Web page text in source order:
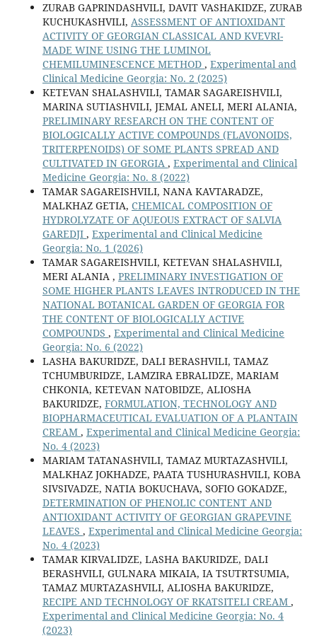
ZURAB GAPRINDASHVILI, DAVIT VASHAKIDZE, ZURAB
KUCHUKASHVILI, ASSESSMENT OF ANTIOXIDANT
ACTIVITY OF GEORGIAN CLASSICAL AND KVEVRI-
MADE WINE USING THE LUMINOL
CHEMILUMINESCENCE METHOD , Experimental and
Clinical Medicine Georgia: No. 2 (2025)
KETEVAN SHALASHVILI, TAMAR SAGAREISHVILI,
MARINA SUTIASHVILI, JEMAL ANELI, MERI ALANIA,
PRELIMINARY RESEARCH ON THE CONTENT OF
BIOLOGICALLY ACTIVE COMPOUNDS (FLAVONOIDS,
TRITERPENOIDS) OF SOME PLANTS SPREAD AND
CULTIVATED IN GEORGIA , Experimental and Clinical
Medicine Georgia: No. 8 (2022)
TAMAR SAGAREISHVILI, NANA KAVTARADZE,
MALKHAZ GETIA, CHEMICAL COMPOSITION OF
HYDROLYZATE OF AQUEOUS EXTRACT OF SALVIA
GAREDJI , Experimental and Clinical Medicine
Georgia: No. 1 (2026)
TAMAR SAGAREISHVILI, KETEVAN SHALASHVILI,
MERI ALANIA , PRELIMINARY INVESTIGATION OF
SOME HIGHER PLANTS LEAVES INTRODUCED IN THE
NATIONAL BOTANICAL GARDEN OF GEORGIA FOR
THE CONTENT OF BIOLOGICALLY ACTIVE
COMPOUNDS , Experimental and Clinical Medicine
Georgia: No. 6 (2022)
LASHA BAKURIDZE, DALI BERASHVILI, TAMAZ
TCHUMBURIDZE, LAMZIRA EBRALIDZE, MARIAM
CHKONIA, KETEVAN NATOBIDZE, ALIOSHA
BAKURIDZE, FORMULATION, TECHNOLOGY AND
BIOPHARMACEUTICAL EVALUATION OF A PLANTAIN
CREAM , Experimental and Clinical Medicine Georgia:
No. 4 (2023)
MARIAM TATANASHVILI, TAMAZ MURTAZASHVILI,
MALKHAZ JOKHADZE, PAATA TUSHURASHVILI, KOBA
SIVSIVADZE, NATIA BOKUCHAVA, SOFIO GOKADZE,
DETERMINATION OF PHENOLIC CONTENT AND
ANTIOXIDANT ACTIVITY OF GEORGIAN GRAPEVINE
LEAVES , Experimental and Clinical Medicine Georgia:
No. 4 (2023)
TAMAR KIRVALIDZE, LASHA BAKURIDZE, DALI
BERASHVILI, GULNARA MIKAIA, IA TSUTRTSUMIA,
TAMAZ MURTAZASHVILI, ALIOSHA BAKURIDZE,
RECIPE AND TECHNOLOGY OF RKATSITELI CREAM ,
Experimental and Clinical Medicine Georgia: No. 4
(2023)